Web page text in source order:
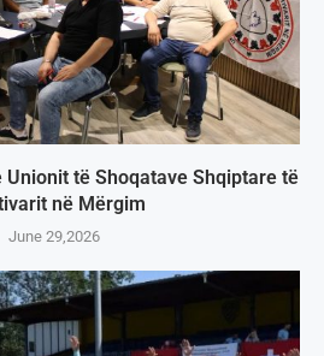
të Shoqatave Shqiptare të
në Mërgim
June 29,2026